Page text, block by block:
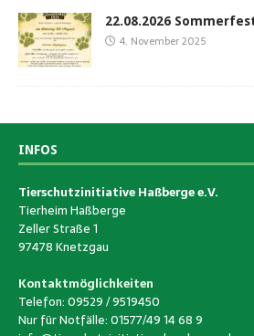
22.08.2026
4. November 2025
INFOS
Tierschutzinitiative Haßberge e.V.
Tierheim Haßberge
Zeller Straße 1
97478 Knetzgau
Kontaktmöglichkeiten
Telefon: 09529 / 9519450
Nur für Notfälle: 01577/49 14 68 9